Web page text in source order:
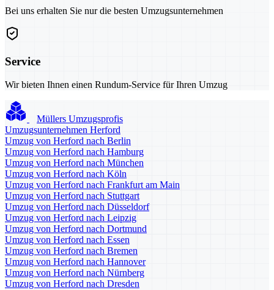
Bei uns erhalten Sie nur die besten Umzugsunternehmen
Service
Wir bieten Ihnen einen Rundum-Service für Ihren Umzug
Müllers Umzugsprofis
Umzugsunternehmen Herford
Umzug von Herford nach Berlin
Umzug von Herford nach Hamburg
Umzug von Herford nach München
Umzug von Herford nach Köln
Umzug von Herford nach Frankfurt am Main
Umzug von Herford nach Stuttgart
Umzug von Herford nach Düsseldorf
Umzug von Herford nach Leipzig
Umzug von Herford nach Dortmund
Umzug von Herford nach Essen
Umzug von Herford nach Bremen
Umzug von Herford nach Hannover
Umzug von Herford nach Nürnberg
Umzug von Herford nach Dresden